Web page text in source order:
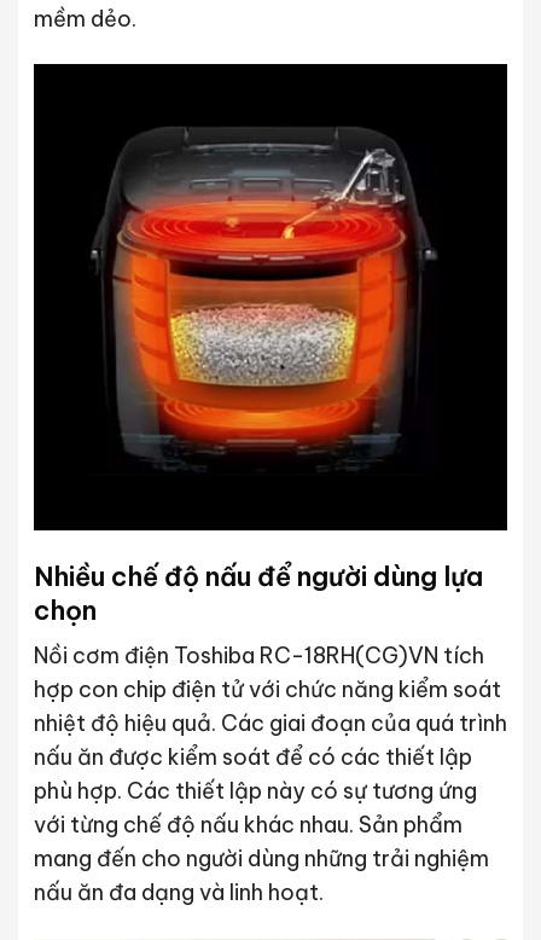
mềm dẻo.
Nhiều chế độ nấu để người dùng lựa
chọn
Nồi cơm điện Toshiba RC-18RH(CG)VN tích
hợp con chip điện tử với chức năng kiểm soát
nhiệt độ hiệu quả. Các giai đoạn của quá trình
nấu ăn được kiểm soát để có các thiết lập
phù hợp. Các thiết lập này có sự tương ứng
với từng chế độ nấu khác nhau. Sản phẩm
mang đến cho người dùng những trải nghiệm
nấu ăn đa dạng và linh hoạt.